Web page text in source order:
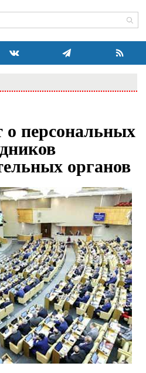
о персональных
органов